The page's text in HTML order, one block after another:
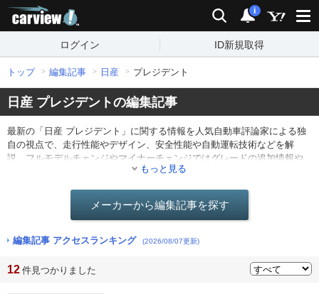
検索 通知
i
ログイン ID新規取得
トップ 編集記事 日産 プレジデント
日産 プレジデントの編集記事
最新の「日産 プレジデント」に関する情報を人気自動車評論家による独
自の視点で、走行性能やデザイン、安全性能や自動運転技術などを解
説。フルモデルチェンジやマイナーチェンジではグレードの追加情報や
仕様の変更点を分かりやすくレポート。他にも最新ニュースや海外のモ
もっと見る
メーカーから編集記事を探す
編集記事 アクセスランキング (2026/08/07更新)
12 件見つかりました